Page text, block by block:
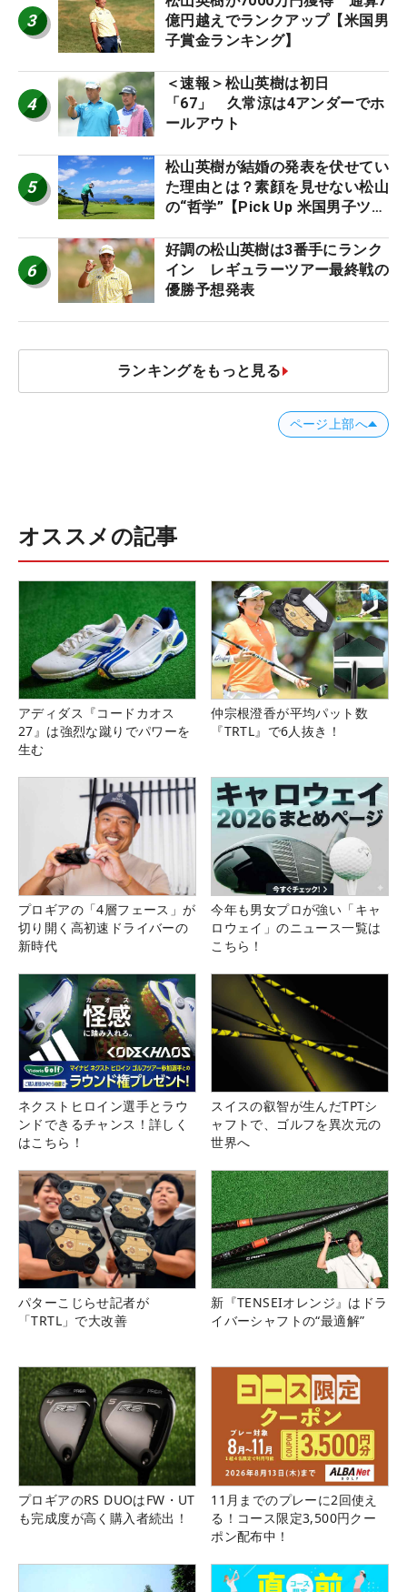
3
億円越えでランクアップ【米国男
子賞金ランキング】
4
＜速報＞松山英樹は初日
「67」 久常涼は4アンダーでホ
ールアウト
5
松山英樹が結婚の発表を伏せてい
た理由とは？素顔を見せない松山
の“哲学”【Pick Up 米国男子ツア
6
好調の松山英樹は3番手にランク
イン レギュラーツアー最終戦の
優勝予想発表
ランキングをもっと見る
ページ上部へ
オススメの記事
アディダス『コードカオス
27』は強烈な蹴りでパワーを
生む
仲宗根澄香が平均パット数
『TRTL』で6人抜き！
プロギアの「4層フェース」が
切り開く高初速ドライバーの
新時代
今年も男女プロが強い「キャ
ロウェイ」のニュース一覧は
こちら！
ネクストヒロイン選手とラウ
ンドできるチャンス！詳しく
はこちら！
スイスの叡智が生んだTPTシ
ャフトで、ゴルフを異次元の
世界へ
パターこじらせ記者が
「TRTL」で大改善
新『TENSEIオレンジ』はドラ
イバーシャフトの“最適解”
プロギアのRS DUOはFW・UT
も完成度が高く購入者続出！
11月までのプレーに2回使え
る！コース限定3,500円クー
ポン配布中！